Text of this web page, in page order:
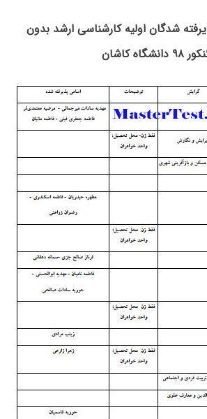
شدگان اولیه کارشناسی ارشد بدون
دانشگاه کاشان